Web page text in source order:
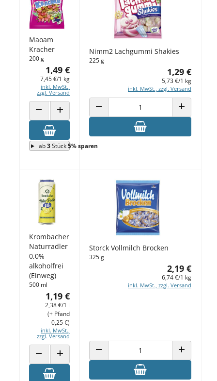
Maoam
Kracher
200 g
1,49 €
7,45 €/1 kg
inkl. MwSt.,
zzgl. Versand
ANZAHL VERRINGERN
ANZAHL ERHÖHEN
ab3Stück5% sparen
Nimm2 Lachgummi Shakies
225 g
1,29 €
5,73 €/1 kg
inkl. MwSt., zzgl. Versand
ANZAHL VERRINGERN ANZAHL
Krombacher
Naturradler
0,0%
alkoholfrei
(Einweg)
500 ml
1,19 €
2,38 €/1 l
inkl. MwSt.,
zzgl. Versand
(+ Pfand
0,25 €)
ANZAHL VERRINGERN
ANZAHL ERHÖHEN
Storck Vollmilch Brocken
325 g
2,19 €
6,74 €/1 kg
inkl. MwSt., zzgl. Versand
ANZAHL VERRINGERN ANZAHL